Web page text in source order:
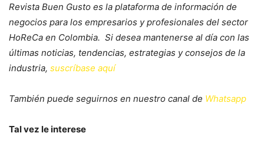
Revista Buen Gusto es la plataforma de información de
negocios para los empresarios y profesionales del sector
HoReCa en Colombia. Si desea mantenerse al día con las
últimas noticias, tendencias, estrategias y consejos de la
industria, suscríbase aquí
También puede seguirnos en nuestro canal de Whatsapp
Tal vez le interese